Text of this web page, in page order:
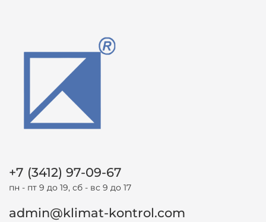
+7 (3412) 97-09-67
пн - пт 9 до 19, сб - вс 9 до 17
admin@klimat-kontrol.com